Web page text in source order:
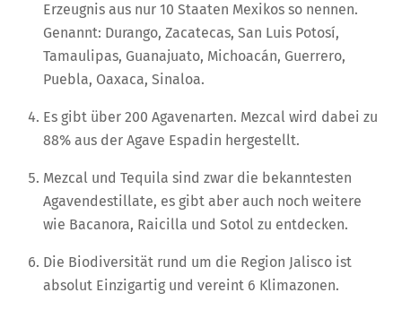
Erzeugnis aus nur 10 Staaten Mexikos so nennen.
Genannt: Durango, Zacatecas, San Luis Potosí,
Tamaulipas, Guanajuato, Michoacán, Guerrero,
Puebla, Oaxaca, Sinaloa.
Es gibt über 200 Agavenarten. Mezcal wird dabei zu
88% aus der Agave Espadin hergestellt.
Mezcal und Tequila sind zwar die bekanntesten
Agavendestillate, es gibt aber auch noch weitere
wie Bacanora, Raicilla und Sotol zu entdecken.
Die Biodiversität rund um die Region Jalisco ist
absolut Einzigartig und vereint 6 Klimazonen.